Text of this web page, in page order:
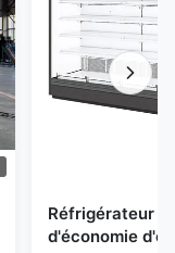
Réfrigérateur
d'économie